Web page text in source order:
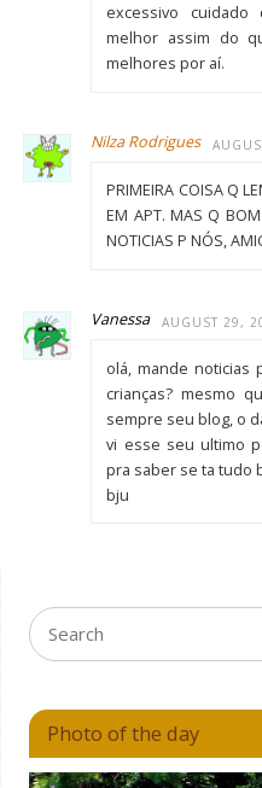
excessivo
melhor assim do
melhores por aí.
Nilza Rodrigues
PRIMEIRA COISA Q
EM APT. MAS Q
NOTICIAS P NÓS,
Vanessa AUGUST 29,
olá, mande noticias
crianças? mesmo
sempre seu blog, o
vi esse seu ultimo
pra saber se ta tudo
bju
Photo of the day